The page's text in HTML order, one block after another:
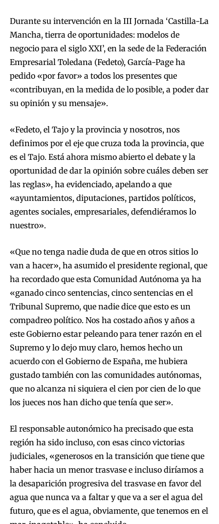
Durante su intervención en la III Jornada ‘Castilla-La
Mancha, tierra de oportunidades: modelos de
negocio para el siglo XXI’, en la sede de la Federación
Empresarial Toledana (Fedeto), García-Page ha
pedido «por favor» a todos los presentes que
«contribuyan, en la medida de lo posible, a poder dar
su opinión y su mensaje».
«Fedeto, el Tajo y la provincia y nosotros, nos
definimos por el eje que cruza toda la provincia, que
es el Tajo. Está ahora mismo abierto el debate y la
oportunidad de dar la opinión sobre cuáles deben ser
las reglas», ha evidenciado, apelando a que
«ayuntamientos, diputaciones, partidos políticos,
agentes sociales, empresariales, defendiéramos lo
nuestro».
«Que no tenga nadie duda de que en otros sitios lo
van a hacer», ha asumido el presidente regional, que
ha recordado que esta Comunidad Autónoma ya ha
«ganado cinco sentencias, cinco sentencias en el
Tribunal Supremo, que nadie dice que esto es un
compadreo político. Nos ha costado años y años a
este Gobierno estar peleando para tener razón en el
Supremo y lo dejo muy claro, hemos hecho un
acuerdo con el Gobierno de España, me hubiera
gustado también con las comunidades autónomas,
que no alcanza ni siquiera el cien por cien de lo que
los jueces nos han dicho que tenía que ser».
El responsable autonómico ha precisado que esta
región ha sido incluso, con esas cinco victorias
judiciales, «generosos en la transición que tiene que
haber hacia un menor trasvase e incluso diríamos a
la desaparición progresiva del trasvase en favor del
agua que nunca va a faltar y que va a ser el agua del
futuro, que es el agua, obviamente, que tenemos en el